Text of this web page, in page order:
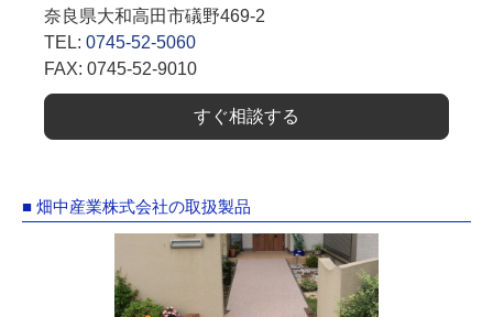
奈良県大和高田市礒野469-2
TEL: 0745-52-5060
FAX: 0745-52-9010
すぐ相談する
■ 畑中産業株式会社の取扱製品